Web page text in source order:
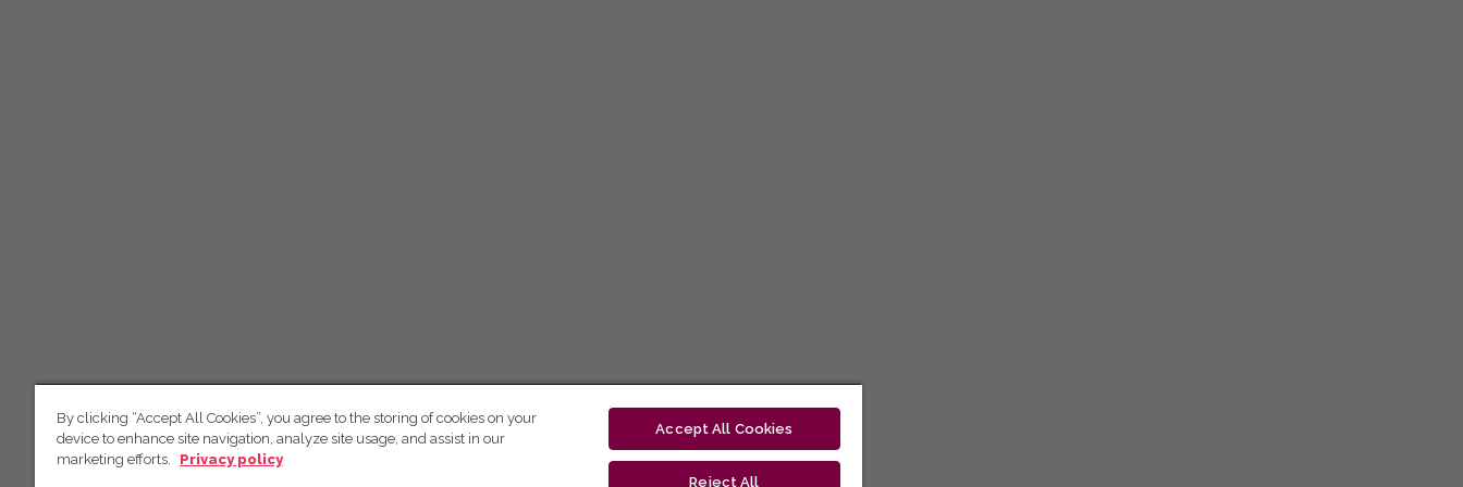
By clicking “Accept All Cookies”, you agree to the storing of cookies on your
device to enhance site navigation, analyze site usage, and assist in our
marketing efforts.
Privacy policy
Accept All Cookies
Reject All